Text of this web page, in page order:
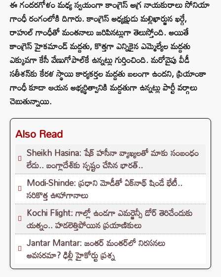
ఈ గందరగోళం మధ్య స్వయంగా కాంగ్రెస్ అగ్ర నాయకురాలు సోనియా
గాంధీ రంగంలోకి దిగారు. కాంగ్రెస్ అధ్యక్షుడు మల్లిఖార్జున ఖర్గే,
రాహుల్ గాంధీతో మంతనాలు జరిపినట్లుగా తెలుస్తోంది. అయితే
కాంగ్రెస్ హైకమాండ్ మద్దతు, కొత్తగా ఎన్నికైన ఎమ్మెల్యేల మద్దతు
ఎక్కువగా కే‌సీ వేణుగోపాల్‌కే ఉన్నట్లు గుర్తించింది. మరోవైపు వీడీ
సతీశన్‌కు కేరళ స్థాయి కార్యకర్తల మద్దతు బలంగా ఉందని, ప్రియాంకా
గాంధీ కూడా ఆయన అభ్యర్థిత్వానికి మద్దతుగా ఉన్నట్లు పార్టీ వర్గాలు
చెబుతున్నాయి.
Also Read
Sheikh Hasina: షేక్ హసీనా వ్యాఖ్యలతో మాకు సంబంధం
లేదు.. బంగ్లాదేశ్‌కు స్పష్టం చేసిన భారత్..
Modi-Shinde: ప్రధాని మోడీతో ఏక్‌నాథ్ షిండే భేటీ..
సరికొత్త ఊహాగానాలు
Kochi Flight: గాల్లో ఉండగా ఎమర్జెన్సీ డోర్ తెరిచేందుకు
యత్నం.. హడలెత్తిపోయిన ప్రయాణికులు
Jantar Mantar: జంతర్ మంతర్‌లో నిరసనలు
అవసరమా? ఢిల్లీ హైకోర్టు ప్రశ్న